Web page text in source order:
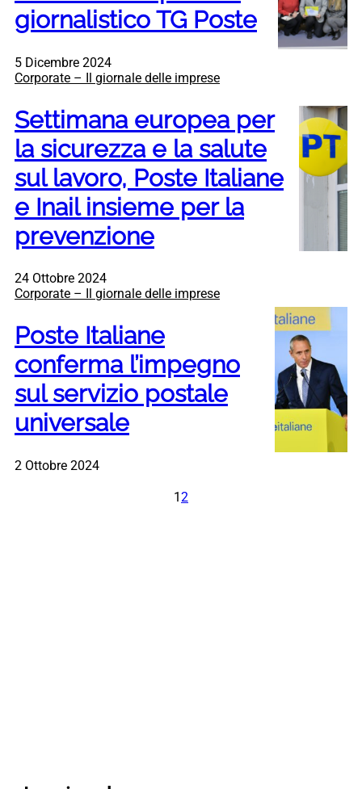
giornalistico TG Poste
5 Dicembre 2024
Corporate – Il giornale delle imprese
Settimana europea per
la sicurezza e la salute
sul lavoro, Poste Italiane
e Inail insieme per la
prevenzione
24 Ottobre 2024
Corporate – Il giornale delle imprese
Poste Italiane
conferma l’impegno
sul servizio postale
universale
2 Ottobre 2024
1 2